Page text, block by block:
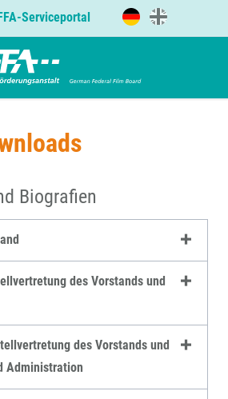
FFA-Serviceportal
Biografien
des Vorstands und
des Vorstands und
Administration